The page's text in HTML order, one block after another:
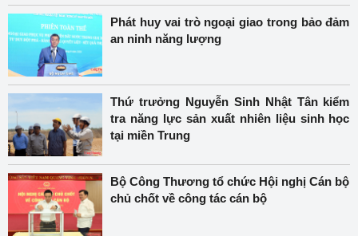
Phát huy vai trò ngoại giao trong bảo đảm
an ninh năng lượng
Thứ trưởng Nguyễn Sinh Nhật Tân kiểm
tra năng lực sản xuất nhiên liệu sinh học
tại miền Trung
Bộ Công Thương tổ chức Hội nghị Cán bộ
chủ chốt về công tác cán bộ